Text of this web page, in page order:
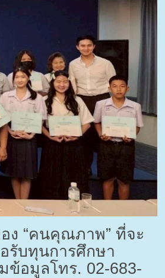
ง “คนคุณภาพ” ที่จะ
รับทุนการศึกษา
ข้อมูลโทร. 02-683-